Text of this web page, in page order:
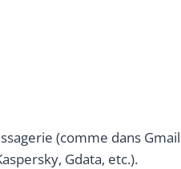
(comme dans
Gdata, etc.).